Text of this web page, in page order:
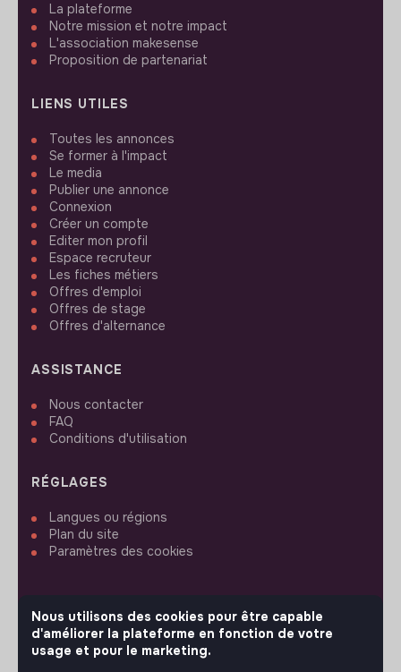
La plateforme
Notre mission et notre impact
L'association makesense
Proposition de partenariat
LIENS UTILES
Toutes les annonces
Se former à l'impact
Le media
Publier une annonce
Connexion
Créer un compte
Editer mon profil
Espace recruteur
Les fiches métiers
Offres d'emploi
Offres de stage
Offres d'alternance
ASSISTANCE
Nous contacter
FAQ
Conditions d'utilisation
RÉGLAGES
Langues ou régions
Plan du site
Paramètres des cookies
SUIVEZ-NOUS
Nous utilisons des cookies pour être capable
d'améliorer la plateforme en fonction de votre
usage et pour le marketing.